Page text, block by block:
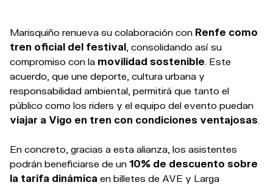
Marisquiño renueva su colaboración con Renfe como
tren oficial del festival , consolidando así su
compromiso con la movilidad sostenible . Este
acuerdo, que une deporte, cultura urbana y
responsabilidad ambiental, permitirá que tanto el
público como los riders y el equipo del evento puedan
viajar a Vigo en tren con condiciones ventajosas
En concreto, gracias a esta alianza, los asistentes
podrán beneficiarse de un 10% de descuento sobre
la tarifa dinámica en billetes de AVE y Larga